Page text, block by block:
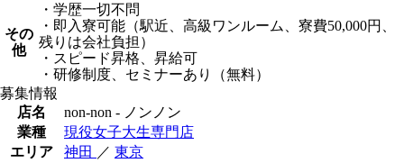
その
他
・学歴一切不問
・即入寮可能（駅近、高級ワンルーム、寮費50,000円、
残りは会社負担）
・スピード昇格、昇給可
・研修制度、セミナーあり（無料）
募集情報
店名
non-non - ノンノン
業種
現役女子大生専門店
エリア
神田 ／ 東京